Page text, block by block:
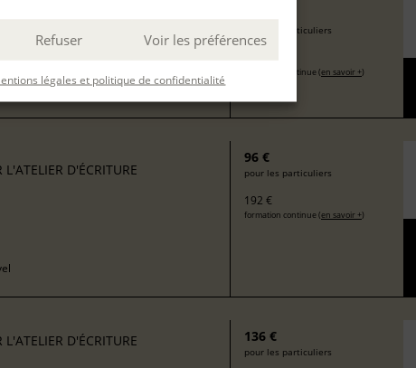
Refuser Voir les préférences
légales et politique de confidentialité
L'ATELIER D'ÉCRITURE
pour les particuliers
formation continue (en savoir +)
L'ATELIER D'ÉCRITURE
96 €
pour les particuliers
192 €
formation continue (en savoir +)
L'ATELIER D'ÉCRITURE 136 €
pour les particuliers